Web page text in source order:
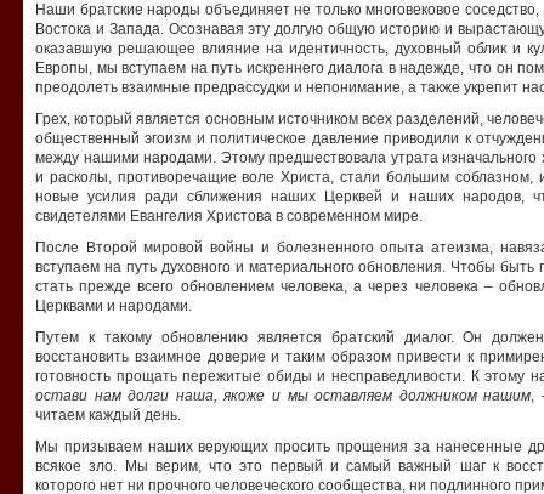
Наши братские народы объединяет не только многовековое
Востока и Запада. Осознавая эту долгую общую историю и
оказавшую решающее влияние на идентичность, духовный облик и
Европы, мы вступаем на путь искреннего диалога в надежде, что он
преодолеть взаимные предрассудки и непонимание, а также укрепит
Грех, который является основным источником всех разделений,
общественный эгоизм и политическое давление приводили к
между нашими народами. Этому предшествовала утрата изначального
и расколы, противоречащие воле Христа, стали большим
новые усилия ради сближения наших Церквей и наших народов,
свидетелями Евангелия Христова в современном мире.
После Второй мировой войны и болезненного опыта атеизма,
вступаем на путь духовного и материального обновления. Чтобы
стать прежде всего обновлением человека, а через человека –
Церквами и народами.
Путем к такому обновлению является братский диалог. Он
восстановить взаимное доверие и таким образом привести к
готовность прощать пережитые обиды и несправедливости. К этому
остави нам долги наша, якоже и мы оставляем должником нашим,
читаем каждый день.
Мы призываем наших верующих просить прощения за нанесенные
всякое зло. Мы верим, что это первый и самый важный шаг к
которого нет ни прочного человеческого сообщества, ни подлинного